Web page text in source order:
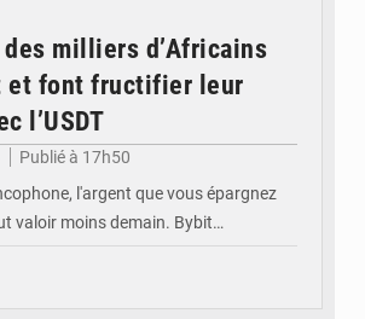
des milliers d’Africains
et font fructifier leur
l’USDT
Publié à 17h50
l'argent que vous épargnez
valoir moins demain. Bybit…